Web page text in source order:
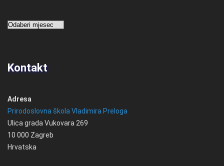
Arhiva
Kontakt
Adresa
Prirodoslovna škola Vladimira Preloga
Ulica grada Vukovara 269
10 000 Zagreb
Hrvatska